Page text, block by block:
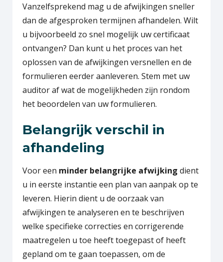
Vanzelfsprekend mag u de afwijkingen sneller
dan de afgesproken termijnen afhandelen. Wilt
u bijvoorbeeld zo snel mogelijk uw certificaat
ontvangen? Dan kunt u het proces van het
oplossen van de afwijkingen versnellen en de
formulieren eerder aanleveren. Stem met uw
auditor af wat de mogelijkheden zijn rondom
het beoordelen van uw formulieren.
Belangrijk verschil in
afhandeling
Voor een minder belangrijke afwijking dient
u in eerste instantie een plan van aanpak op te
leveren. Hierin dient u de oorzaak van
afwijkingen te analyseren en te beschrijven
welke specifieke correcties en corrigerende
maatregelen u toe heeft toegepast of heeft
gepland om te gaan toepassen, om de